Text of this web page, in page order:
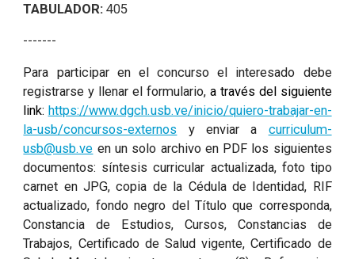
TABULADOR: 405
-------
Para participar en el concurso el interesado debe
registrarse y llenar el formulario, a través del siguiente
link: https://www.dgch.usb.ve/inicio/quiero-trabajar-en-
la-usb/concursos-externos y enviar a curriculum-
usb@usb.ve en un solo archivo en PDF los siguientes
documentos: síntesis curricular actualizada, foto tipo
carnet en JPG, copia de la Cédula de Identidad, RIF
actualizado, fondo negro del Título que corresponda,
Constancia de Estudios, Cursos, Constancias de
Trabajos, Certificado de Salud vigente, Certificado de